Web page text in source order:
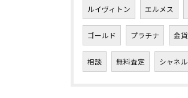
ルイヴィトン エルメス
ゴールド プラチナ 金貨
相談 無料査定 シャネル